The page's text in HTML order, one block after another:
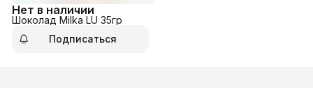
Нет в наличии
Шоколад Milka LU 35гр
Подписаться